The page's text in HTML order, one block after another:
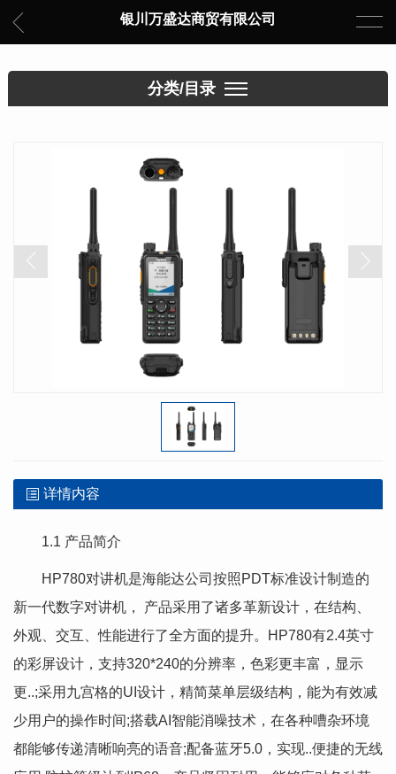
银川万盛达商贸有限公司
分类/目录
详情内容
1.1 产品简介
HP780对讲机是海能达公司按照PDT标准设计制造的
新一代数字对讲机， 产品采用了诸多革新设计，在结构、
外观、交互、性能进行了全方面的提升。HP780有2.4英寸
的彩屏设计，支持320*240的分辨率，色彩更丰富，显示
更..;采用九宫格的UI设计，精简菜单层级结构，能为有效减
少用户的操作时间;搭载AI智能消噪技术，在各种嘈杂环境
都能够传递清晰响亮的语音;配备蓝牙5.0，实现..便捷的无线